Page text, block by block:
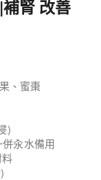
腎 改善
、蜜棗
)
汆水備用